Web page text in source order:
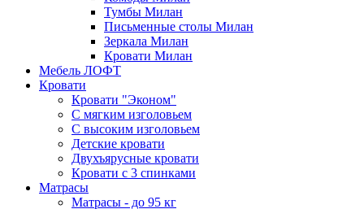
Тумбы Милан
Письменные столы Милан
Зеркала Милан
Кровати Милан
Мебель ЛОФТ
Кровати
Кровати "Эконом"
С мягким изголовьем
С высоким изголовьем
Детские кровати
Двухъярусные кровати
Кровати с 3 спинками
Матрасы
Матрасы - до 95 кг